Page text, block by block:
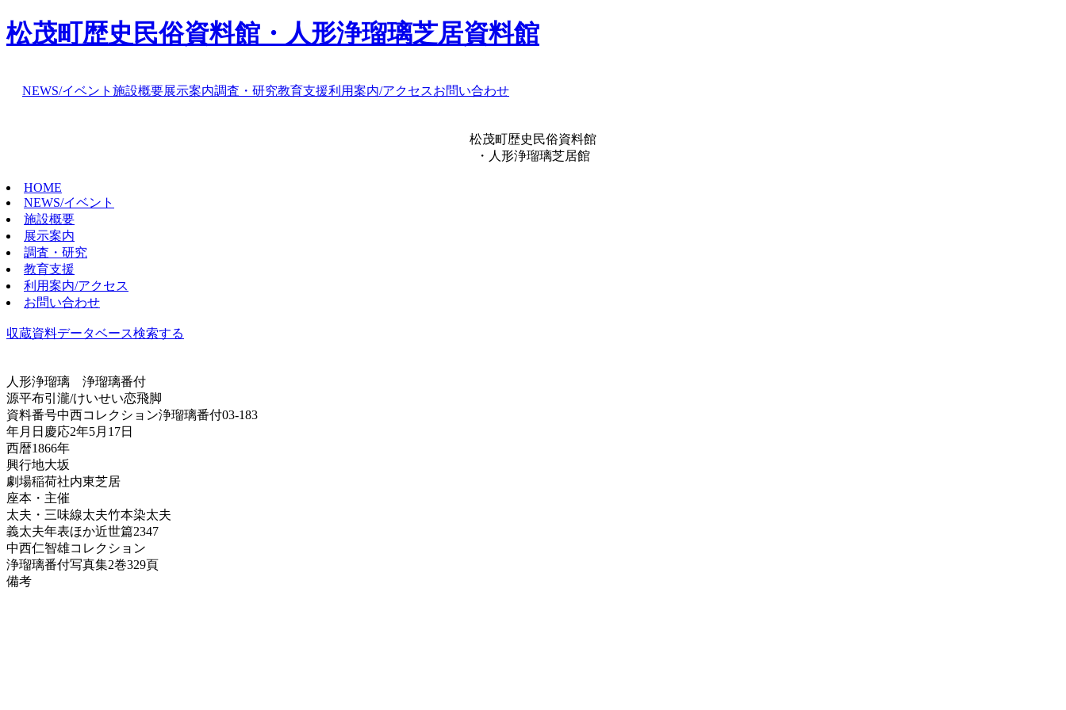
松茂町歴史民俗資料館・人形浄瑠璃芝居資料館
NEWS/イベント 施設概要展示案内調査・研究教育支援利用案内/アクセスお問い合わせ
松茂町歴史民俗資料館
・人形浄瑠璃芝居館
HOME
NEWS/イベント
施設概要
展示案内
調査・研究
教育支援
利用案内/アクセス
お問い合わせ
収蔵資料データベース検索する
人形浄瑠璃 浄瑠璃番付
源平布引瀧/けいせい恋飛脚
資料番号中西コレクション浄瑠璃番付03-183
年月日 慶応2年5月17日
西暦1866年
興行地大坂
劇場稲荷社内東芝居
座本・主催
太夫・三味線太夫竹本染太夫
義太夫年表ほか近世篇2347
中西仁智雄コレクション
浄瑠璃番付写真集2巻329頁
備考